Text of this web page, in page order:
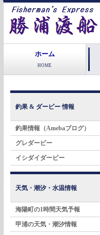
ホーム
HOME
釣果 & ダービー 情報
釣果情報（Amebaブログ）
グレダービー
イシダイダービー
天気・潮汐・水温情報
海陽町の1時間天気予報
甲浦の天気・潮汐情報